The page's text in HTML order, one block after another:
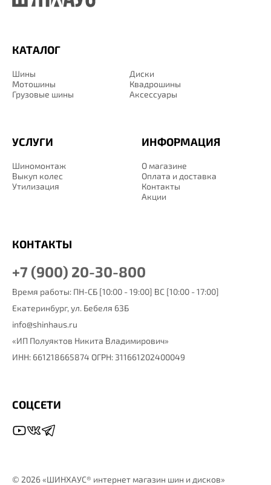
© 2026 «ШИНХАУС® интернет магазин шин и дисков»
КАТАЛОГ
Шины
Диски
Мотошины
Квадрошины
Грузовые шины
Аксессуары
ИНФОРМАЦИЯ
О магазине
Оплата и доставка
Контакты
Акции
УСЛУГИ
Шиномонтаж
Выкуп колес
Утилизация
КОНТАКТЫ
+7 (900) 20-30-800
Время работы: ПН-СБ [10:00 - 19:00] ВС [10:00 - 17:00]
Екатеринбург, ул. Бебеля 63Б
info@shinhaus.ru
«ИП Полуяктов Никита Владимирович»
ИНН: 661218665874 ОГРН: 311661202400049
СОЦСЕТИ